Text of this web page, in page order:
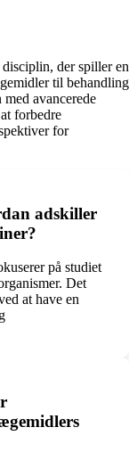
der spiller en
til behandling
avancerede
forbedre
for
adskiller
på studiet
Det
at have en